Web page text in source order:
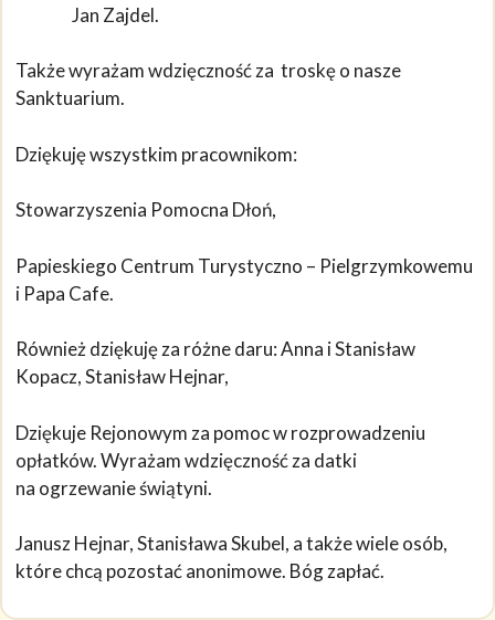
Jan Zajdel.
Także wyrażam wdzięczność za troskę o nasze
Sanktuarium.
Dziękuję wszystkim pracownikom:
Stowarzyszenia Pomocna Dłoń,
Papieskiego Centrum Turystyczno – Pielgrzymkowemu
i Papa Cafe.
Również dziękuję za różne daru: Anna i Stanisław
Kopacz, Stanisław Hejnar,
Dziękuje Rejonowym za pomoc w rozprowadzeniu
opłatków. Wyrażam wdzięczność za datki
na ogrzewanie świątyni.
Janusz Hejnar, Stanisława Skubel, a także wiele osób,
które chcą pozostać anonimowe. Bóg zapłać.